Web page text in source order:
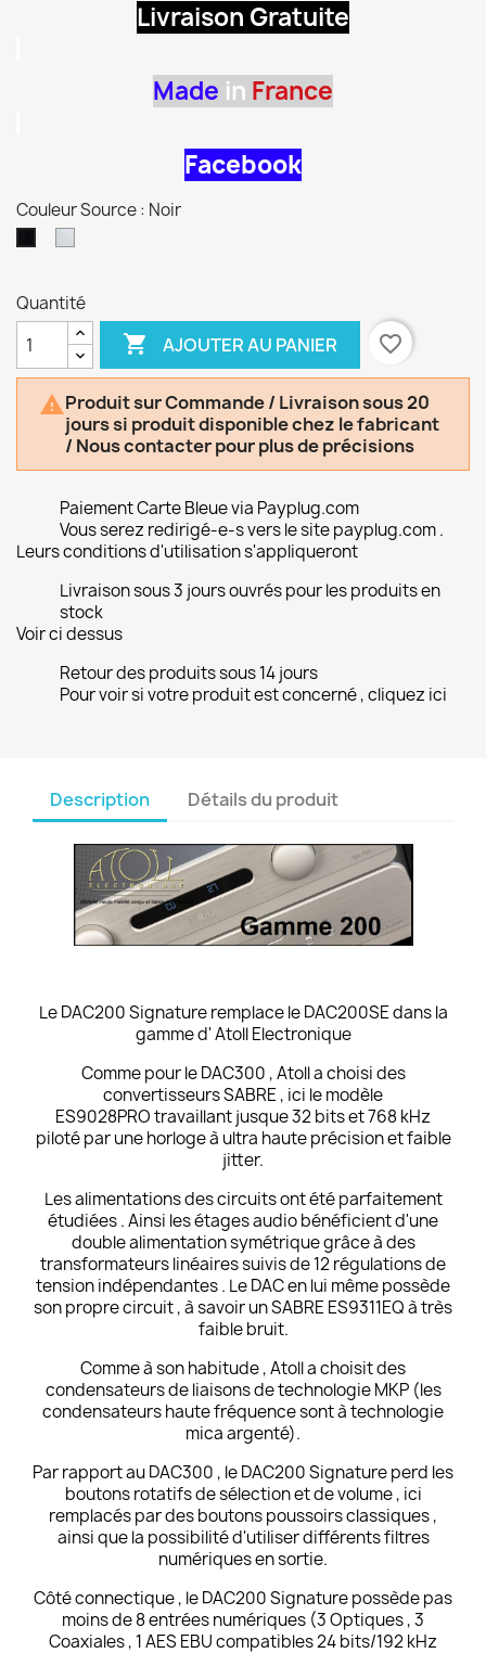
Livraison Gratuite
Made in France
Facebook
Couleur Source : Noir
Quantité
 AJOUTER AU PANIER favorite_border
Produit sur Commande / Livraison sous 20
jours si produit disponible chez le fabricant
/ Nous contacter pour plus de précisions
Paiement Carte Bleue via Payplug.com
Vous serez redirigé-e-s vers le site payplug.com .
Leurs conditions d'utilisation s'appliqueront
Livraison sous 3 jours ouvrés pour les produits en
stock
Voir ci dessus
Retour des produits sous 14 jours
Pour voir si votre produit est concerné , cliquez ici
Description Détails du produit
Le DAC200 Signature remplace le DAC200SE dans la
gamme d' Atoll Electronique
Comme pour leDAC300 , Atoll a choisi des
convertisseurs SABRE , ici le modèle
ES9028PRO travaillant jusque 32 bits et 768 kHz
piloté par une horloge à ultra haute précision et faible
jitter.
Les alimentations des circuits ont été parfaitement
étudiées . Ainsi les étages audio bénéficient d'une
double alimentation symétrique grâce à des
transformateurs linéaires suivis de 12 régulations de
tension indépendantes . Le DAC en lui même possède
son propre circuit , à savoir un SABRE ES9311EQ à très
faible bruit.
Comme à son habitude , Atoll a choisit des
condensateurs de liaisons de technologie MKP (les
condensateurs haute fréquence sont à technologie
mica argenté).
Par rapport au DAC300 , le DAC200 Signature perd les
boutons rotatifs de sélection et de volume , ici
remplacés par des boutons poussoirs classiques ,
ainsi que la possibilité d'utiliser différents filtres
numériques en sortie.
Côté connectique , le DAC200 Signature possède pas
moins de 8 entrées numériques (3 Optiques , 3
Coaxiales , 1 AES EBU compatibles 24 bits/192 kHz